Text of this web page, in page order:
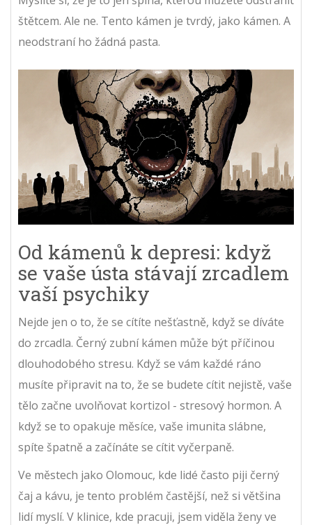
štětcem. Ale ne. Tento kámen je tvrdý, jako kámen. A
neodstraní ho žádná pasta.
Od kámenů k depresi: když
se vaše ústa stávají zrcadlem
vaší psychiky
Nejde jen o to, že se cítíte nešťastně, když se díváte
do zrcadla. Černý zubní kámen může být příčinou
dlouhodobého stresu. Když se vám každé ráno
musíte připravit na to, že se budete cítit nejistě, vaše
tělo začne uvolňovat kortizol - stresový hormon. A
když se to opakuje měsíce, vaše imunita slábne,
spíte špatně a začínáte se cítit vyčerpaně.
Ve městech jako Olomouc, kde lidé často piji černý
čaj a kávu, je tento problém častější, než si většina
lidí myslí. V klinice, kde pracuji, jsem viděla ženy ve